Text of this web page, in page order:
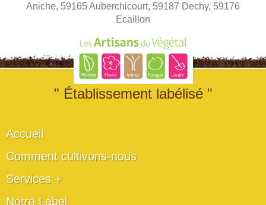
Aniche, 59165 Auberchicourt, 59187 Dechy, 59176
Ecaillon
" Établissement labélisé "
Accueil
Comment cultivons-nous
Services +
Notre Label